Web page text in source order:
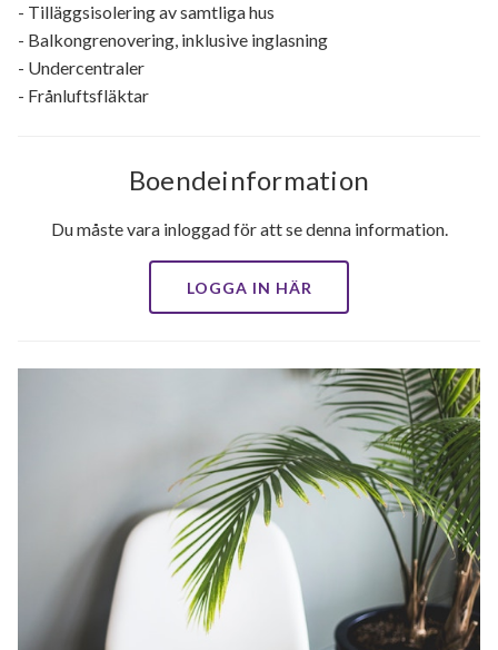
- Tilläggsisolering av samtliga hus
- Balkongrenovering, inklusive inglasning
- Undercentraler
- Frånluftsfläktar
Boendeinformation
Du måste vara inloggad för att se denna information.
LOGGA IN HÄR